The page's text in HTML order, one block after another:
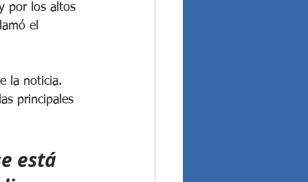
por los altos
el
la noticia.
principales
está